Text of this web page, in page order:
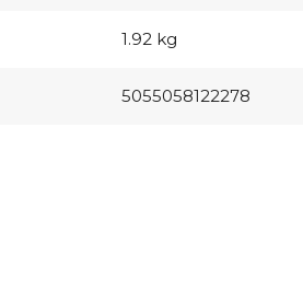
1.92 kg
5055058122278